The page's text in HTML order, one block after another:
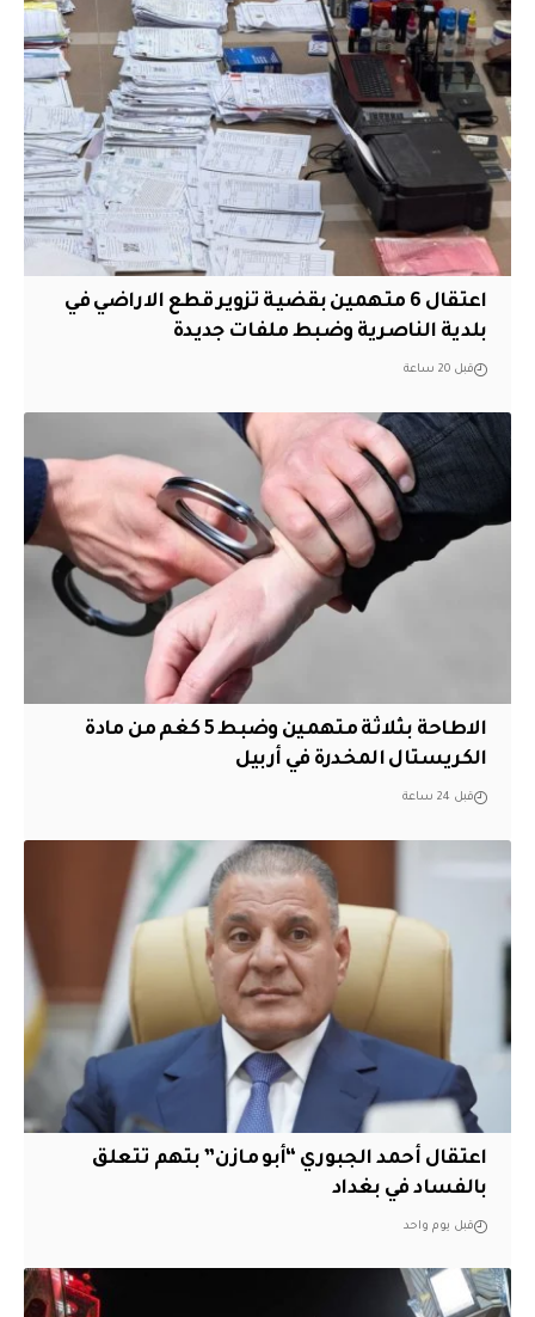
اعتقال 6 متهمين بقضية تزوير قطع الاراضي في
بلدية الناصرية وضبط ملفات جديدة
قبل 20 ساعة
الاطاحة بثلاثة متهمين وضبط 5 كغم من مادة
الكريستال المخدرة ​في أربيل
قبل 24 ساعة
اعتقال أحمد الجبوري “أبو مازن” بتهم تتعلق
بالفساد في بغداد
قبل يوم واحد